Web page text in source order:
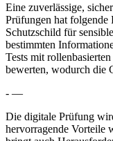
Eine zuverlässige,
Prüfungen hat folgende
Schutzschild für
bestimmten
Tests mit
bewerten, wodurch die
- —
Die digitale Prüfung
hervorragende Vorteile